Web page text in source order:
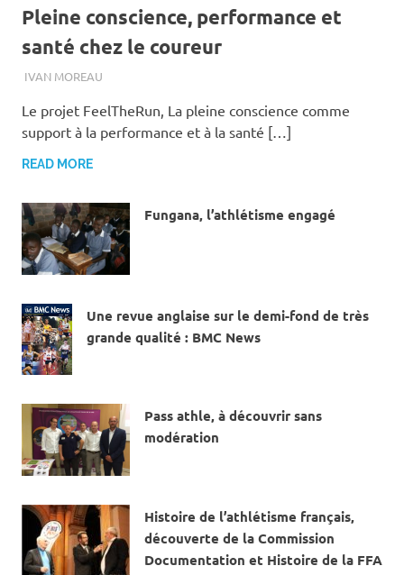
Pleine conscience, performance et
santé chez le coureur
4 AVRIL 2024
IVAN MOREAU
Le projet FeelTheRun, La pleine conscience comme
support à la performance et à la santé […]
READ MORE
Fungana, l’athlétisme engagé
Une revue anglaise sur le demi-fond de très
grande qualité : BMC News
Pass athle, à découvrir sans
modération
Histoire de l’athlétisme français,
découverte de la Commission
Documentation et Histoire de la FFA